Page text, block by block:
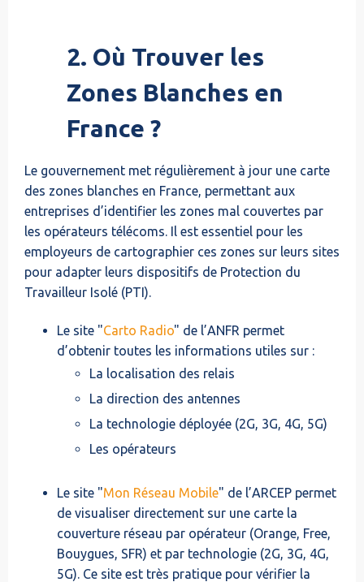
2. Où Trouver les
Zones Blanches en
France ?
Le gouvernement met régulièrement à jour une carte
des zones blanches en France, permettant aux
entreprises d’identifier les zones mal couvertes par
les opérateurs télécoms. Il est essentiel pour les
employeurs de cartographier ces zones sur leurs sites
pour adapter leurs dispositifs de Protection du
Travailleur Isolé (PTI).
Le site "Carto Radio" de l’ANFR permet
d’obtenir toutes les informations utiles sur :
La localisation des relais
La direction des antennes
La technologie déployée (2G, 3G, 4G, 5G)
Les opérateurs
Le site "Mon Réseau Mobile" de l’ARCEP permet
de visualiser directement sur une carte la
couverture réseau par opérateur (Orange, Free,
Bouygues, SFR) et par technologie (2G, 3G, 4G,
5G). Ce site est très pratique pour vérifier la